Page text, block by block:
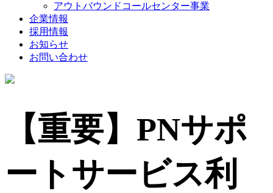
アウトバウンドコールセンター事業
企業情報
採用情報
お知らせ
お問い合わせ
【重要】PNサポ
ートサービス利